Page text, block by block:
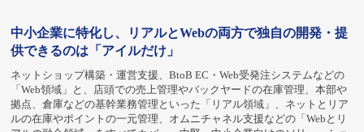
中小企業に特化し、リアルとWebの両方で独自の開発・提
供できるのは「アイルだけ」
ネットショップ構築・運営支援、BtoB EC・Web受発注システムなどの
「Web領域」と、店頭での売上管理やバックヤードの在庫管理、本部や
拠点、倉庫などの基幹業務管理といった「リアル領域」、ネットとリア
ルの在庫やポイントの一元管理、オムニチャネル支援などの「Webとリ